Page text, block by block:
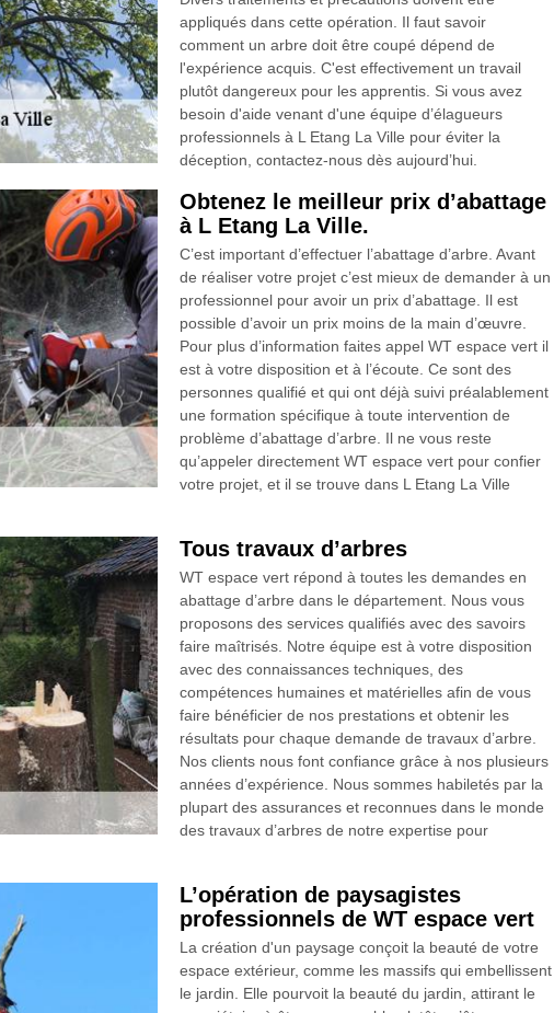
appliqués dans cette opération. Il faut savoir
comment un arbre doit être coupé dépend de
l'expérience acquis. C'est effectivement un travail
plutôt dangereux pour les apprentis. Si vous avez
besoin d'aide venant d'une équipe d’élagueurs
professionnels à L Etang La Ville pour éviter la
déception, contactez-nous dès aujourd’hui.
Obtenez le meilleur prix d’abattage
à L Etang La Ville.
C’est important d’effectuer l’abattage d’arbre. Avant
de réaliser votre projet c’est mieux de demander à un
professionnel pour avoir un prix d’abattage. Il est
possible d’avoir un prix moins de la main d’œuvre.
Pour plus d’information faites appel WT espace vert il
est à votre disposition et à l’écoute. Ce sont des
personnes qualifié et qui ont déjà suivi préalablement
une formation spécifique à toute intervention de
problème d’abattage d’arbre. Il ne vous reste
qu’appeler directement WT espace vert pour confier
votre projet, et il se trouve dans L Etang La Ville
Tous travaux d’arbres
WT espace vert répond à toutes les demandes en
abattage d’arbre dans le département. Nous vous
proposons des services qualifiés avec des savoirs
faire maîtrisés. Notre équipe est à votre disposition
avec des connaissances techniques, des
compétences humaines et matérielles afin de vous
faire bénéficier de nos prestations et obtenir les
résultats pour chaque demande de travaux d’arbre.
Nos clients nous font confiance grâce à nos plusieurs
années d’expérience. Nous sommes habiletés par la
plupart des assurances et reconnues dans le monde
des travaux d’arbres de notre expertise pour
L’opération de paysagistes
professionnels de WT espace vert
La création d'un paysage conçoit la beauté de votre
espace extérieur, comme les massifs qui embellissent
le jardin. Elle pourvoit la beauté du jardin, attirant le